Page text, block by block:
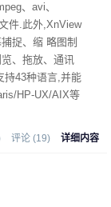
、avi、
件.此外,XnView
捉、缩 略图制
、拖放、通讯
持43种语言,并能
HP-UX/AIX等
评论 (19) 详细内容